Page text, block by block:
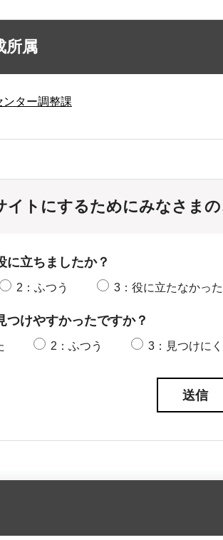
所属
ンター調整課
イトにするためにみなさま
に立ちましたか？
2：ふつう 3：役に立たなかった
つけやすかったですか？
2：ふつう 3：見つけに